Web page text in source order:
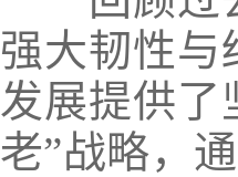
强大韧性与
发展提供了
老”战略，